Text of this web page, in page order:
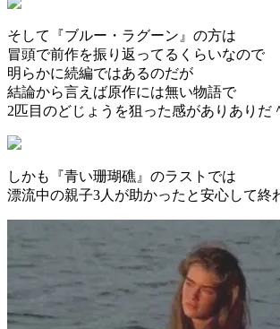
そして『ブルー・ラグーン』の方は
冒頭で前作を振り返ってるくらいなので
明らかに続編ではあるのだが
結論から言えば原作には無い物語で
2匹目のどじょうを狙った感がありありだ
しかも『青い珊瑚礁』のラストでは
漂流中の親子3人が助かったと安心して終